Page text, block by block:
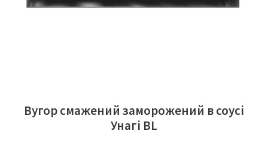
Вугор смажений заморожений в соусі
Унагі BL